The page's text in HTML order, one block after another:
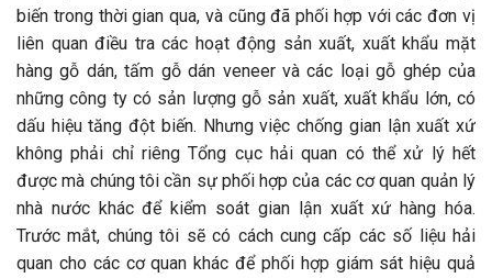
biến trong thời gian qua, và cũng đã phối hợp với các đơn vị
liên quan điều tra các hoạt động sản xuất, xuất khẩu mặt
hàng gỗ dán, tấm gỗ dán veneer và các loại gỗ ghép của
những công ty có sản lượng gỗ sản xuất, xuất khẩu lớn, có
dấu hiệu tăng đột biến. Nhưng việc chống gian lận xuất xứ
không phải chỉ riêng Tổng cục hải quan có thể xử lý hết
được mà chúng tôi cần sự phối hợp của các cơ quan quản lý
nhà nước khác để kiểm soát gian lận xuất xứ hàng hóa.
Trước mắt, chúng tôi sẽ có cách cung cấp các số liệu hải
quan cho các cơ quan khác để phối hợp giám sát hiệu quả